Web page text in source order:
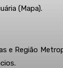
(Mapa).
e Região